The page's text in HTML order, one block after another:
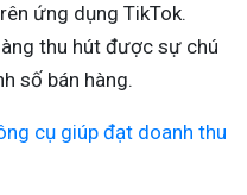
ứng dụng TikTok.
thu hút được sự chú
số bán hàng.
cụ giúp đạt doanh thu